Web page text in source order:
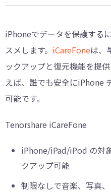
iPhoneでデータを保護する
スメします。 iCareFoneは、
ックアップと復元機能を提
えば、誰でも安全にiPhone
可能です。
Tenorshare iCareFone
iPhone/iPad/iPod の対
クアップ可能
制限なしで音楽、写真